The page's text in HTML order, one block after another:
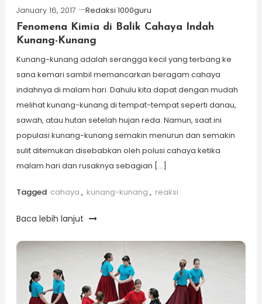
January 16, 2017
Redaksi 1000guru
Fenomena Kimia di Balik Cahaya Indah
Kunang-Kunang
Kunang-kunang adalah serangga kecil yang terbang ke
sana kemari sambil memancarkan beragam cahaya
indahnya di malam hari. Dahulu kita dapat dengan mudah
melihat kunang-kunang di tempat-tempat seperti danau,
sawah, atau hutan setelah hujan reda. Namun, saat ini
populasi kunang-kunang semakin menurun dan semakin
sulit ditemukan disebabkan oleh polusi cahaya ketika
malam hari dan rusaknya sebagian […]
Tagged cahaya , kunang-kunang , reaksi
Baca lebih lanjut